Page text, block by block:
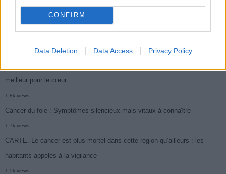
CONFIRM
Data Deletion Data Access Privacy Policy
meilleur pour le cœur
1.8k views
Cancer du foie : Symptômes silencieux mais vitaux à connaître
1.7k views
CARTE. Le cancer est plus mortel dans cette région qu’ailleurs : les
habitants appelés à la vigilance
1.5k views